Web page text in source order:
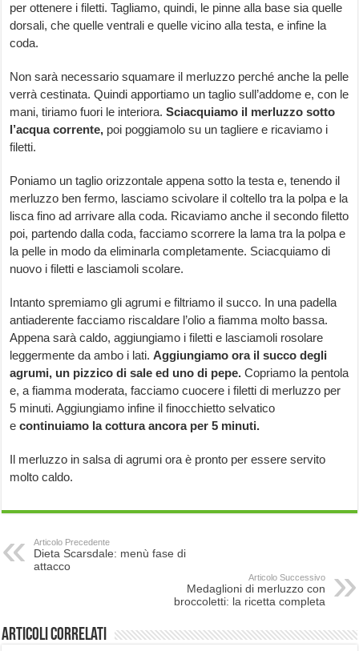
per ottenere i filetti. Tagliamo, quindi, le pinne alla base sia quelle
dorsali, che quelle ventrali e quelle vicino alla testa, e infine la
coda.
Non sarà necessario squamare il merluzzo perché anche la pelle
verrà cestinata. Quindi apportiamo un taglio sull’addome e, con le
mani, tiriamo fuori le interiora.Sciacquiamo il merluzzo sotto
l’acqua corrente, poi poggiamolo su un tagliere e ricaviamo i
filetti.
Poniamo un taglio orizzontale appena sotto la testa e, tenendo il
merluzzo ben fermo, lasciamo scivolare il coltello tra la polpa e la
lisca fino ad arrivare alla coda. Ricaviamo anche il secondo filetto
poi, partendo dalla coda, facciamo scorrere la lama tra la polpa e
la pelle in modo da eliminarla completamente. Sciacquiamo di
nuovo i filetti e lasciamoli scolare.
Intanto spremiamo gli agrumi e filtriamo il succo. In una padella
antiaderente facciamo riscaldare l’olio a fiamma molto bassa.
Appena sarà caldo, aggiungiamo i filetti e lasciamoli rosolare
leggermente da ambo i lati.Aggiungiamo ora il succo degli
agrumi, un pizzico di sale ed uno di pepe. Copriamo la pentola
e, a fiamma moderata, facciamo cuocere i filetti di merluzzo per
5 minuti. Aggiungiamo infine il finocchietto selvatico
econtinuiamo la cottura ancora per 5 minuti.
Il merluzzo in salsa di agrumi ora è pronto per essere servito
molto caldo.
Articolo Precedente
Dieta Scarsdale: menù fase di
attacco
Articolo Successivo
Medaglioni di merluzzo con
broccoletti: la ricetta completa
Articoli correlati